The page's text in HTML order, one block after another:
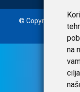
na
© Copyright 2020.